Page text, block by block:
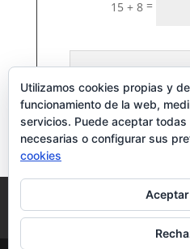
15 + 8 =
Para cumplir con la
Protección de Datos,
aceptar mi Política de
Política de
Utilizamos cookies propias y
funcionamiento de la web,
servicios. Puede aceptar
necesarias o configurar sus
cookies